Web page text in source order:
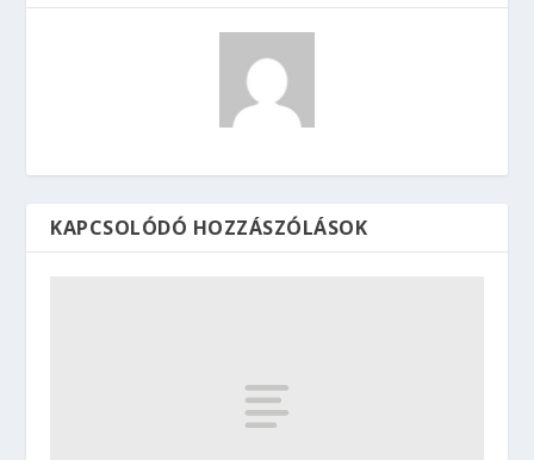
KAPCSOLÓDÓ HOZZÁSZÓLÁSOK